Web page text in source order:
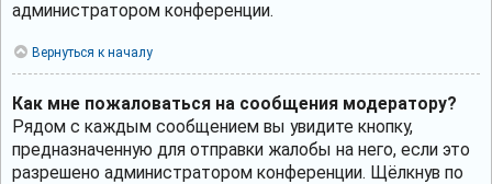
администратором конференции.
Вернуться к началу
Как мне пожаловаться на сообщения модератору?
Рядом с каждым сообщением вы увидите кнопку,
предназначенную для отправки жалобы на него, если это
разрешено администратором конференции. Щёлкнув по